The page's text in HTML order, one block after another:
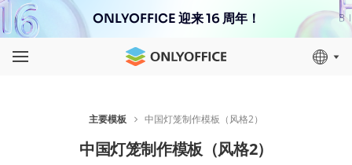
ONLYOFFICE 迎来 16 周年！
主要模板 中国灯笼制作模板（风格2）
中国灯笼制作模板（风格2）